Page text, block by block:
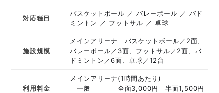
対応種目
バスケットボール バレーボール
バド
ミントン
フットサル 卓球
施設規模
メインアリーナ バスケットボール／2面、
バレーボール／3面、フットサル／2面、バ
ドミントン／6面、卓球／12台
利用料金
メインアリーナ(1時間あたり)
一般 全面3,000円 半面1,500円